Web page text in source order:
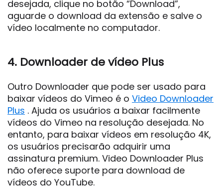
desejada, clique no botão “Download”,
aguarde o download da extensão e salve o
vídeo localmente no computador.
4. Downloader de vídeo Plus
Outro Downloader que pode ser usado para
baixar vídeos do Vimeo é o Video Downloader
Plus . Ajuda os usuários a baixar facilmente
vídeos do Vimeo na resolução desejada. No
entanto, para baixar vídeos em resolução 4K,
os usuários precisarão adquirir uma
assinatura premium. Video Downloader Plus
não oferece suporte para download de
vídeos do YouTube.